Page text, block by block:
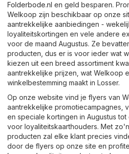
Folderbode.nl en geld besparen.
Welkoop zijn beschikbaar op onze
aantrekkelijke aanbiedingen -
loyaliteitskortingen en vele andere
voor de maand Augustus. Ze
producten, dus er is voor ieder wat
kiezen uit een breed assortiment
aantrekkelijke prijzen, wat Welkoop
winkelbestemming maakt in Losser.
Op onze website vind je flyers van
aantrekkelijke promotiecampagnes,
en speciale kortingen in Augustus
voor loyaliteitskaarthouders. Met
producten zal elke klant precies
door de flyers op onze site en